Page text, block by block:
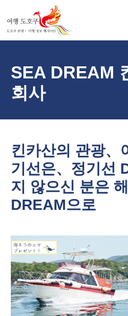
SEA DREAM
회사
킨카산의 관광、
기선은、정기선
지 않으신 분은
DREAM으로